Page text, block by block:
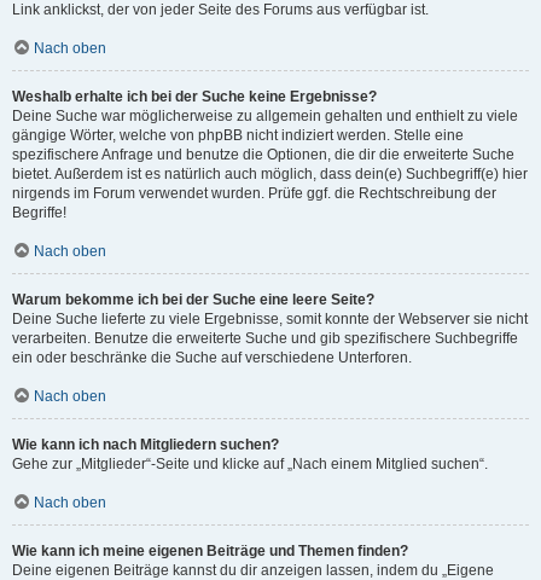
Link anklickst, der von jeder Seite des Forums aus verfügbar ist.
Nach oben
Weshalb erhalte ich bei der Suche keine Ergebnisse?
Deine Suche war möglicherweise zu allgemein gehalten und enthielt zu viele
gängige Wörter, welche von phpBB nicht indiziert werden. Stelle eine
spezifischere Anfrage und benutze die Optionen, die dir die erweiterte Suche
bietet. Außerdem ist es natürlich auch möglich, dass dein(e) Suchbegriff(e) hier
nirgends im Forum verwendet wurden. Prüfe ggf. die Rechtschreibung der
Begriffe!
Nach oben
Warum bekomme ich bei der Suche eine leere Seite?
Deine Suche lieferte zu viele Ergebnisse, somit konnte der Webserver sie nicht
verarbeiten. Benutze die erweiterte Suche und gib spezifischere Suchbegriffe
ein oder beschränke die Suche auf verschiedene Unterforen.
Nach oben
Wie kann ich nach Mitgliedern suchen?
Gehe zur „Mitglieder“-Seite und klicke auf „Nach einem Mitglied suchen“.
Nach oben
Wie kann ich meine eigenen Beiträge und Themen finden?
Deine eigenen Beiträge kannst du dir anzeigen lassen, indem du „Eigene